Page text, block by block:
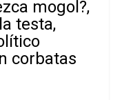
mogol?,
testa,
corbatas